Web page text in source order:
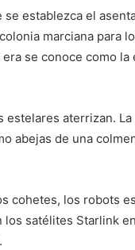
se establezca el
marciana para
era se conoce como
estelares aterrizan.
abejas de una
cohetes, los robots
los satélites Starlink